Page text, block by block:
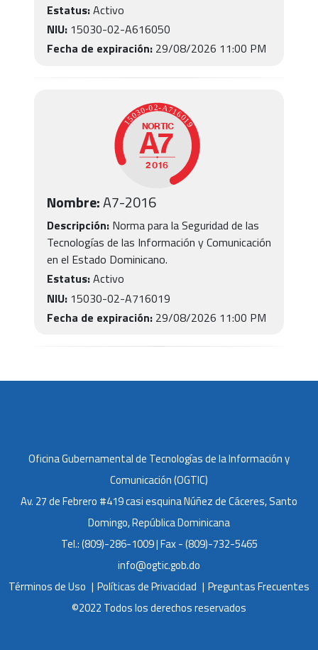
Estatus:Activo
NIU: 15030-02-A616050
Fecha de expiración: 29/08/2026 11:00 PM
Nombre:A7-2016
Descripción: Norma para la Seguridad de las
Tecnologías de las Información y Comunicación
en el Estado Dominicano.
Estatus:Activo
NIU: 15030-02-A716019
Fecha de expiración: 29/08/2026 11:00 PM
Oficina Gubernamental de Tecnologías de la Información y
Comunicación (OGTIC)
Av. 27 de Febrero #419 casi esquina Núñez de Cáceres, Santo
Domingo, República Dominicana
Tel.: (809)-286-1009 | Fax - (809)-732-5465
info@ogtic.gob.do
Términos de Uso
Políticas de Privacidad
Preguntas Frecuentes
©2022 Todos los derechos reservados